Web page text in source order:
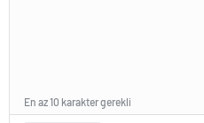
En az 10 karakter gerekli